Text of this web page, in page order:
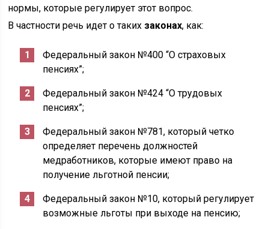
нормы, которые регулирует этот вопрос.
В частности речь идет о таких законах, как:
Федеральный закон №400 “О страховых
пенсиях”;
Федеральный закон №424 “О трудовых
пенсиях”;
Федеральный закон №781, который четко
определяет перечень должностей
медработников, которые имеют право на
получение льготной пенсии;
Федеральный закон №10, который регулирует
возможные льготы при выходе на пенсию;